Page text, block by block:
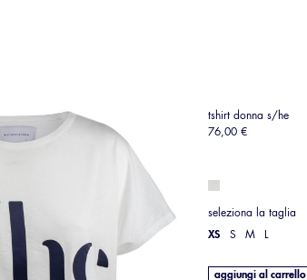
tshirt donna s/he
76,00 €
seleziona la taglia
XS S M L
aggiungi al carrello